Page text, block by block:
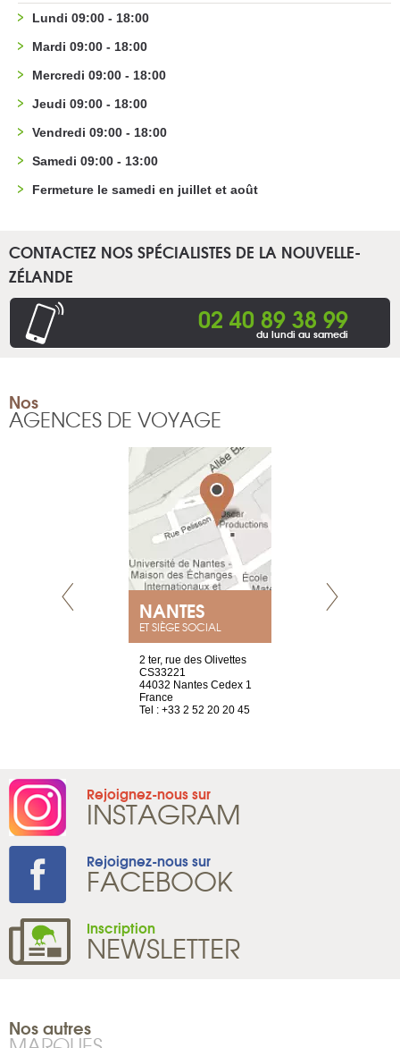
Lundi 09:00 - 18:00
Mardi 09:00 - 18:00
Mercredi 09:00 - 18:00
Jeudi 09:00 - 18:00
Vendredi 09:00 - 18:00
Samedi 09:00 - 13:00
Fermeture le samedi en juillet et août
CONTACTEZ NOS SPÉCIALISTES DE LA NOUVELLE-
ZÉLANDE
02 40 89 38 99
du lundi au samedi
Nos
AGENCES DE VOYAGE
NANTES
ET SIÈGE SOCIAL
2 ter, rue des Olivettes
CS33221
44032 Nantes Cedex 1
France
Tel : +33 2 52 20 20 45
Rejoignez-nous sur
INSTAGRAM
Rejoignez-nous sur
FACEBOOK
Inscription
NEWSLETTER
Nos autres